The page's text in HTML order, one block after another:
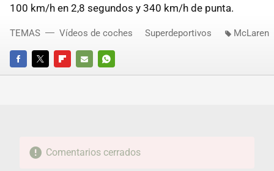
100 km/h en 2,8 segundos y 340 km/h de punta.
FACEBOOKTWITTERFLIPBOARD
E-
WHATSAPP
TEMAS Vídeos de coches Superdeportivos McLaren
Comentarios cerrados